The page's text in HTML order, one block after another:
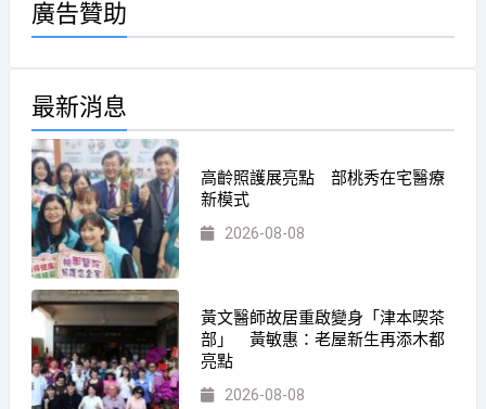
廣告贊助
最新消息
高齡照護展亮點 部桃秀在宅醫療
新模式
2026-08-08
黃文醫師故居重啟變身「津本喫茶
部」 黃敏惠：老屋新生再添木都
亮點
2026-08-08